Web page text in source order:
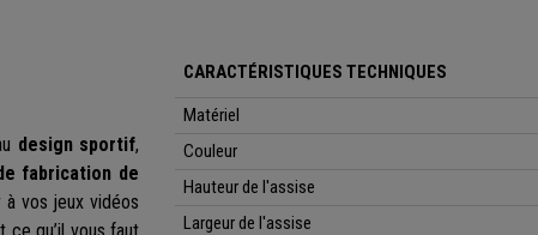
design sportif,
fabrication de
vos jeux vidéos
CARACTÉRISTIQUES TECHNIQUES
Matériel
Couleur
Hauteur de l'assise
Largeur de l'assise